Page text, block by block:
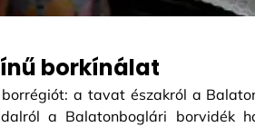
borkínálat
a tavat északról a
a Balatonboglári borvidék